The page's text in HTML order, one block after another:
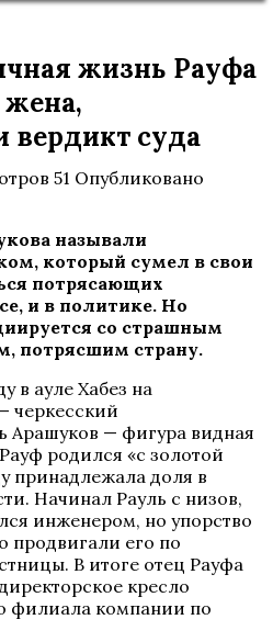
жизнь Рауфа
жена,
вердикт суда
51 Опубликовано
называли
который сумел в свои
потрясающих
и в политике. Но
со страшным
потрясшим страну.
в ауле Хабез на
черкесский
Арашуков — фигура видная
родился «с золотой
принадлежала доля в
Начинал Рауль с низов,
инженером, но упорство
продвигали его по
В итоге отец Рауфа
кресло
филиала компании по